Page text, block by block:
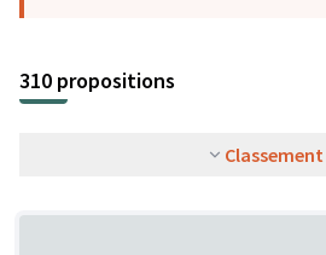
310 propositions